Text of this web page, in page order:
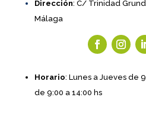
Dirección: C/ Trinidad Grund
Málaga
Horario: Lunes a Jueves de
de 9:00 a 14:00 hs